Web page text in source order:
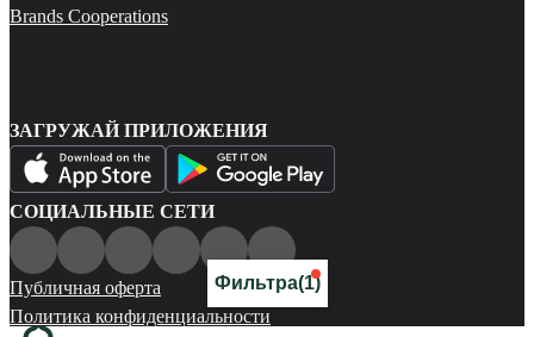
Фильтра(1)
Brands Cooperations
ЗАГРУЖАЙ ПРИЛОЖЕНИЯ
СОЦИАЛЬНЫЕ СЕТИ
Публичная оферта
Политика конфиденциальности